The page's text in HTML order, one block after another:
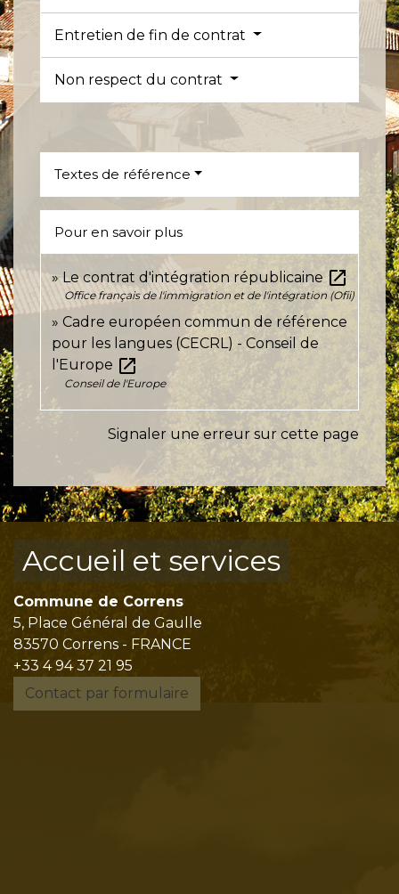
Entretien de fin de contrat
Non respect du contrat
Textes de référence
Pour en savoir plus
Le contrat d'intégration républicaine open_in_new
Office français de l'immigration et de l'intégration (Ofii)
Cadre européen commun de référence
pour les langues (CECRL) - Conseil de
l'Europe open_in_new
Conseil de l'Europe
Signaler une erreur sur cette page
Accueil et services
Commune de Correns
5, Place Général de Gaulle
83570 Correns - FRANCE
+33 4 94 37 21 95
Contact par formulaire